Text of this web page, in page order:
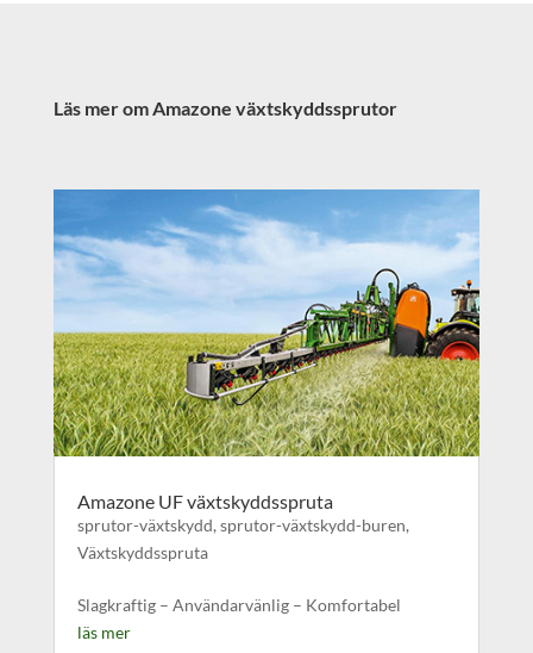
Läs mer om Amazone växtskyddssprutor
Amazone UF växtskyddsspruta
sprutor-växtskydd, sprutor-växtskydd-buren,
Växtskyddsspruta
Slagkraftig – Användarvänlig – Komfortabel
läs mer